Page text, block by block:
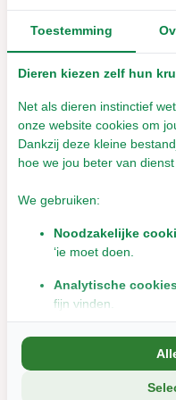
Inhoud:2 stuks
eet. Laat speelgoed niet
Bij schade aan het
kinderen.
Productspecificaties
EAN
Aan verlanglijst toevoegen
Vaak samen gekocht
Toestemming
Dieren kiezen zelf hun
Net als dieren instinctief
onze website cookies om
Dankzij deze kleine
hoe we jou beter van
We gebruiken:
Noodzakelijke
‘ie moet doen.
Analytische cookies
fijn vinden.
Marketingcookies
aanbiedingen te
We delen soms gegevens